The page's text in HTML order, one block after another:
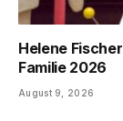
Helene
Familie 2026
August 9, 2026